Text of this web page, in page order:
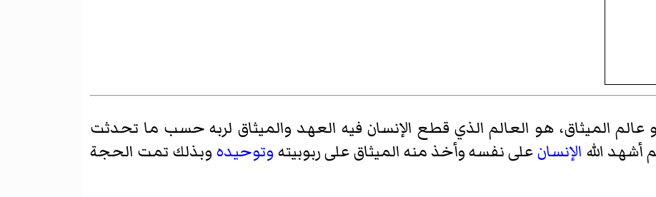
عالم الميثاق، هو العالم الذي قطع الإنسان فيه العهد والميثاق لربه حسب ما تحدثت
أشهد الله الإنسانعلى نفسه وأخذ منه الميثاق على ربوبيته وتوحيده وبذلك تمت الحجة